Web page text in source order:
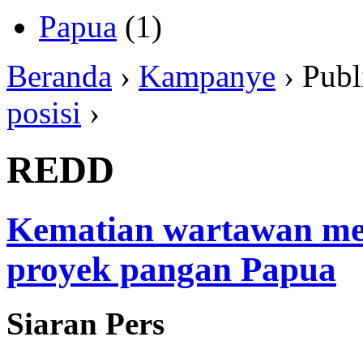
Papua (1)
Beranda › Kampanye ›
posisi ›
REDD
Kematian wartawan
proyek pangan Papua
Siaran Pers